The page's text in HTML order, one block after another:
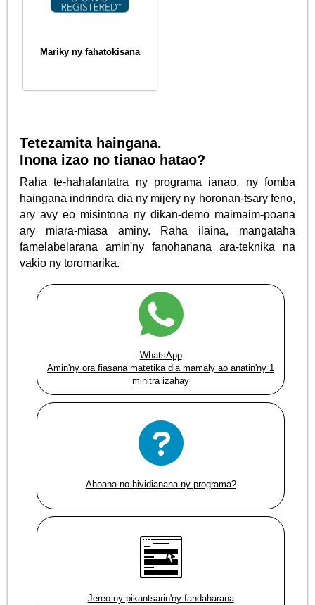
Mariky ny fahatokisana
Tetezamita haingana.
Inona izao no tianao hatao?
Raha te-hahafantatra ny programa ianao, ny fomba
haingana indrindra dia ny mijery ny horonan-tsary feno,
ary avy eo misintona ny dikan-demo maimaim-poana
ary miara-miasa aminy. Raha ilaina, mangataha
famelabelarana amin'ny fanohanana ara-teknika na
vakio ny toromarika.
WhatsApp
Amin'ny ora fiasana matetika dia mamaly ao anatin'ny 1
minitra izahay
Ahoana no hividianana ny programa?
Jereo ny pikantsarin'ny fandaharana